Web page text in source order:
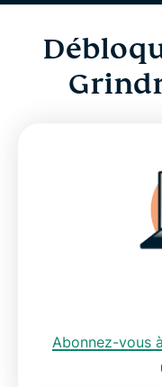
Abonnez-vous